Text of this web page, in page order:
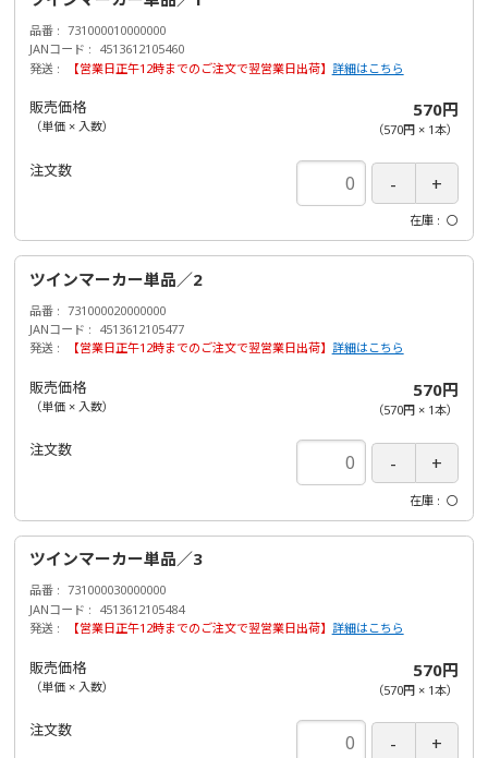
品番
731000010000000
JANコード
4513612105460
発送
【営業日正午12時までのご注文で翌営業日出荷】 詳細はこちら
販売価格
（単価 × 入数）
570円
（570円× 1本）
注文数
在庫 〇
ツインマーカー単品／2
品番
731000020000000
JANコード
4513612105477
発送
【営業日正午12時までのご注文で翌営業日出荷】 詳細はこちら
販売価格
（単価 × 入数）
570円
（570円× 1本）
注文数
在庫 〇
ツインマーカー単品／3
品番
731000030000000
JANコード
4513612105484
発送
【営業日正午12時までのご注文で翌営業日出荷】 詳細はこちら
販売価格
（単価 × 入数）
570円
（570円× 1本）
注文数